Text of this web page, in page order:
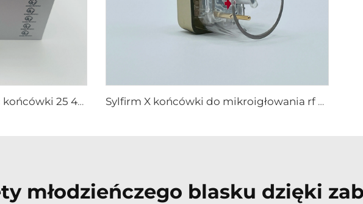
Pixel8 RF Rohrer Aesthetic końcówki 25 49 64 Sylfirm X końcówki do mikroigłowania rf X-25
młodzieńczego blasku dzięki